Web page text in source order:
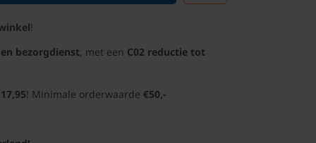
!
bezorgdienst, met een C02 reductie tot
! Minimale orderwaarde €50,-